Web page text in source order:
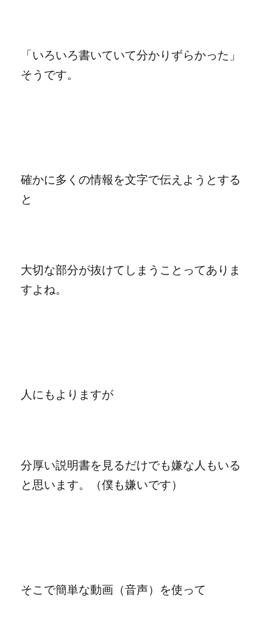
「いろいろ書いていて分かりずらかった」
そうです。
確かに多くの情報を文字で伝えようとする
と
大切な部分が抜けてしまうことってありま
すよね。
人にもよりますが
分厚い説明書を見るだけでも嫌な人もいる
と思います。（僕も嫌いです）
そこで簡単な動画（音声）を使って